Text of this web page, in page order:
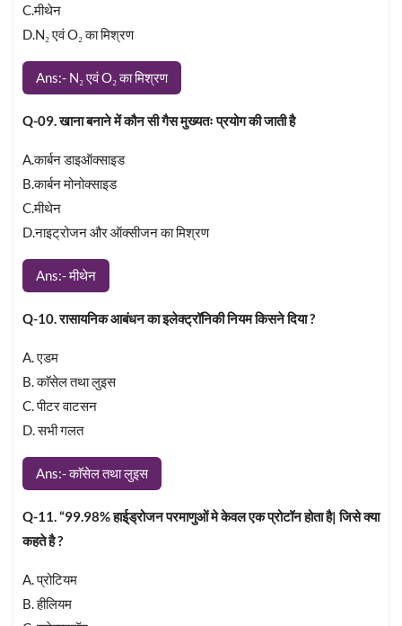
C.मीथेन
D.N₂ एवं O₂ का मिश्रण
Ans:- N₂ एवं O₂ का मिश्रण
Q-09. खाना बनाने में कौन सी गैस मुख्यतः प्रयोग की जाती है
A.कार्बन डाइऑक्साइड
B.कार्बन मोनोक्साइड
C.मीथेन
D.नाइट्रोजन और ऑक्सीजन का मिश्रण
Ans:- मीथेन
Q-10. रासायनिक आबंधन का इलेक्ट्रॉनिकी नियम किसने दिया ?
A. एडम
B. काॅसेल तथा लुइस
C. पीटर वाटसन
D. सभी गलत
Ans:- काॅसेल तथा लुइस
Q-11. “99.98% हाई्ड्रोजन परमाणुओं मे केवल एक प्रोटॉन होता है| जिसे क्या
कहते है ?
A. प्रोटियम
B. हीलियम